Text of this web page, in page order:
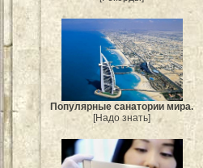
Популярные санатории мира.
[Надо знать]